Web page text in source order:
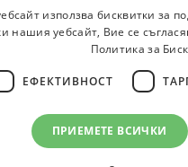
обработка на данни
използва бисквитки за
нашия уебсайт, Вие се
Политика за
ЕФЕКТИВНОСТ
ПРИЕМЕТЕ ВСИЧКИ